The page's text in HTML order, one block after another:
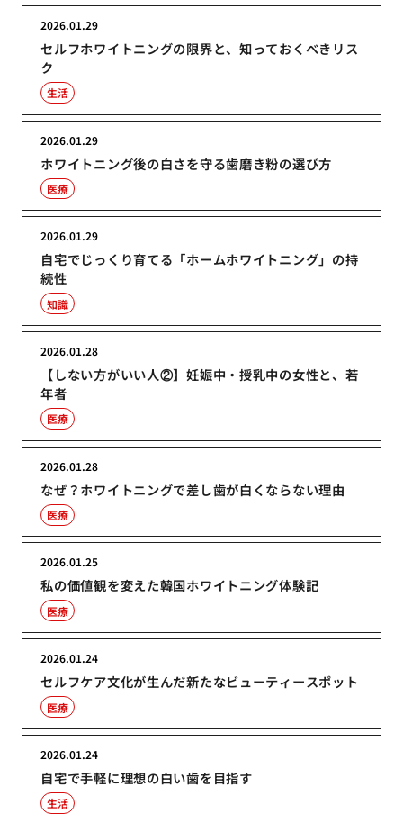
セルフホワイトニングの限界と、知っておくべきリス
ク
2026.01.29
生活
ホワイトニング後の白さを守る歯磨き粉の選び方
2026.01.29
医療
自宅でじっくり育てる「ホームホワイトニング」の持
続性
2026.01.29
知識
【しない方がいい人②】妊娠中・授乳中の女性と、若
年者
2026.01.28
医療
なぜ？ホワイトニングで差し歯が白くならない理由
2026.01.28
医療
私の価値観を変えた韓国ホワイトニング体験記
2026.01.25
医療
セルフケア文化が生んだ新たなビューティースポット
2026.01.24
医療
自宅で手軽に理想の白い歯を目指す
2026.01.24
生活